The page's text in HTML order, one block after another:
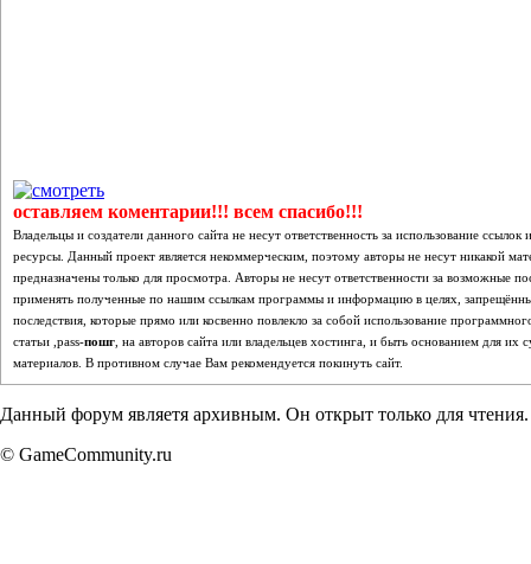
смотреть
оставляем коментарии!!! всем спасибо!!!
Владельцы и создатели данного сайта не несут ответственность за использование
ресурсы. Данный проект является некоммерческим, поэтому авторы не несут никакой
предназначены только для просмотра. Авторы не несут ответственности за
применять полученные по нашим ссылкам программы и информацию в целях,
последствия, которые прямо или косвенно повлекло за собой использование
статьи ,pass-пошг , на авторов сайта или владельцев хостинга, и быть основанием для
материалов. В противном случае Вам рекомендуется покинуть сайт.
Данный форум являетя архивным. Он открыт только для чтения.
© GameCommunity.ru